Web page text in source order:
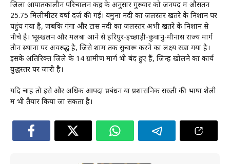
जिला आपातकालीन परिचालन केंद्र के अनुसार गुरुवार को जनपद में औसतन
25.75 मिलीमीटर वर्षा दर्ज की गई। यमुना नदी का जलस्तर खतरे के निशान पर
पहुंच गया है, जबकि गंगा और टोंस नदी का जलस्तर अभी खतरे के निशान से
नीचे है। भूस्खलन और मलबा आने से हरिपुर-इच्छाड़ी-कुवानु-मीनास राज्य मार्ग
तीन स्थानों पर अवरुद्ध है, जिसे शाम तक सुचारू करने का लक्ष्य रखा गया है।
इसके अतिरिक्त जिले के 14 ग्रामीण मार्ग भी बंद हुए हैं, जिन्हें खोलने का कार्य
युद्धस्तर पर जारी है।
यदि चाहें तो इसे और अधिक आपदा प्रबंधन या प्रशासनिक सख्ती की भाषा शैली
में भी तैयार किया जा सकता है।